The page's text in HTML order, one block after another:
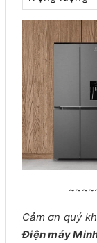
Cảm ơn quý
Điện máy